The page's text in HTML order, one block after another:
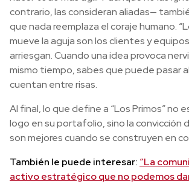
contrario, las consideran aliadas—
que nada reemplaza el coraje humano.
mueve la aguja son los clientes y
arriesgan. Cuando una idea provoca
mismo tiempo, sabes que puede pasar
cuentan entre risas.
Al final, lo que define a “Los Primos” no
logo en su portafolio, sino la convicción
son mejores cuando se construyen en
También le puede interesar: “La
activo estratégico que no podemos